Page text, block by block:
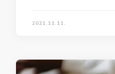
2021.11.11.